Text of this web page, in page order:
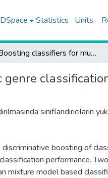
Statistics Units
Boosting classifiers for music genre classification
sınıflandırıcıların
boosting of
performance.
mixture model based